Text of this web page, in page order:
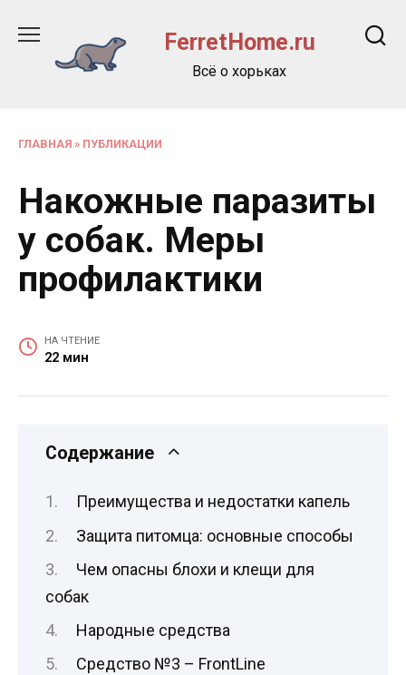
содержанию
FerretHome.ru
Всё о хорьках
ГЛАВНАЯ » ПУБЛИКАЦИИ
Накожные паразиты
у собак. Меры
профилактики
НА ЧТЕНИЕ
22 мин
Содержание
Преимущества и недостатки капель
Защита питомца: основные способы
Чем опасны блохи и клещи для
собак
Народные средства
Средство №3 – FrontLine